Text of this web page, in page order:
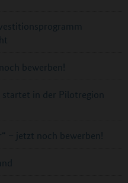
bewerben!
startet in der Pilotregion
– jetzt noch bewerben!